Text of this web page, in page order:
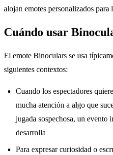
alojan emotes personalizados para
Cuándo usar
El emote Binoculars se usa
siguientes contextos:
Cuando los espectadores
mucha atención a algo que
jugada sospechosa, un evento
desarrolla
Para expresar curiosidad o